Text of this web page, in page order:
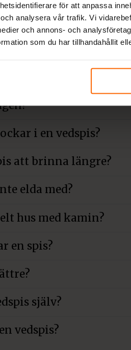
för att anpassa
analysera vår trafik. Vi
och annons- och
som du har tillhandahållit
i en vedspis?
att brinna längre?
elda med?
hus med kamin?
en spis?
själv?
vedspis?